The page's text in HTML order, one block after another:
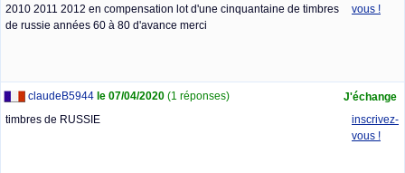
2010 2011 2012 en compensation lot d'une cinquantaine de timbres
de russie années 60 à 80 d'avance merci
vous !
claudeB5944 le 07/04/2020 (1 réponses)
J'échange
timbres de RUSSIE
inscrivez-
vous !